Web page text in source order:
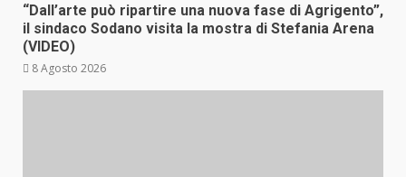
“Dall’arte può ripartire una nuova fase di Agrigento”,
il sindaco Sodano visita la mostra di Stefania Arena
(VIDEO)
8 Agosto 2026